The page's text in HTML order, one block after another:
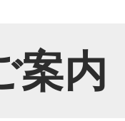
案内